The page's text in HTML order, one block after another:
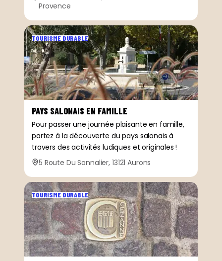
Provence
PAYS SALONAIS EN FAMILLE
TOURISME DURABLE
Pour passer une journée plaisante en famille,
partez à la découverte du pays salonais à
travers des activités ludiques et originales !
5 Route Du Sonnalier, 13121 Aurons
TOURISME DURABLE